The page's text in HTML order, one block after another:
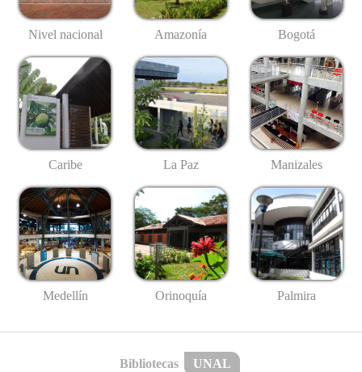
Nivel nacional Amazonía Bogotá
Caribe La Paz Manizales
Medellín Orinoquía Palmira
Bibliotecas UNAL